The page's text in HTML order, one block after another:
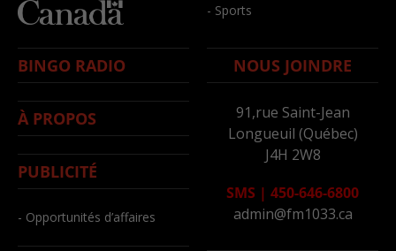
- Sports
BINGO RADIO
À PROPOS
PUBLICITÉ
- Opportunités d’affaires
NOUS JOINDRE
91,rue Saint-Jean
Longueuil (Québec)
J4H 2W8
SMS | 450-646-6800
admin@fm1033.ca